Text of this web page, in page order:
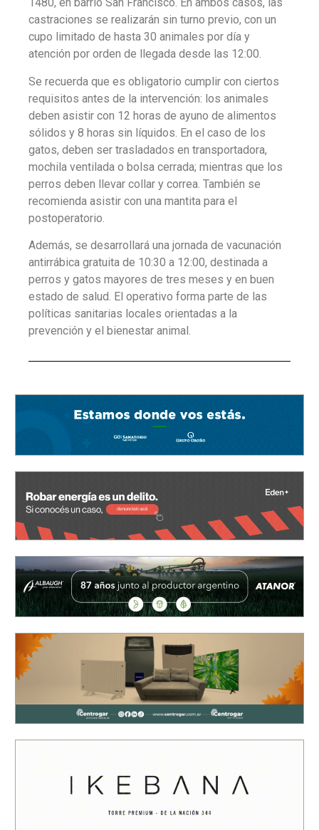
1480, en barrio San Francisco. En ambos casos, las
castraciones se realizarán sin turno previo, con un
cupo limitado de hasta 30 animales por día y
atención por orden de llegada desde las 12:00.
Se recuerda que es obligatorio cumplir con ciertos
requisitos antes de la intervención: los animales
deben asistir con 12 horas de ayuno de alimentos
sólidos y 8 horas sin líquidos. En el caso de los
gatos, deben ser trasladados en transportadora,
mochila ventilada o bolsa cerrada; mientras que los
perros deben llevar collar y correa. También se
recomienda asistir con una mantita para el
postoperatorio.
Además, se desarrollará una jornada de vacunación
antirrábica gratuita de 10:30 a 12:00, destinada a
perros y gatos mayores de tres meses y en buen
estado de salud. El operativo forma parte de las
políticas sanitarias locales orientadas a la
prevención y el bienestar animal.